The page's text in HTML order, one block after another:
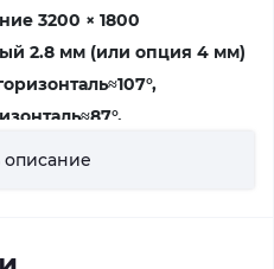
3200 × 1800
2.8 мм (или опция 4 мм)
описание